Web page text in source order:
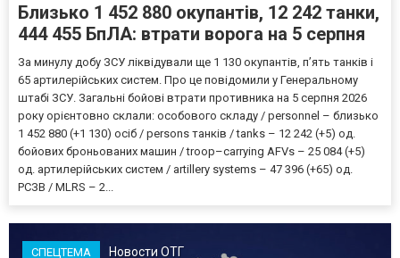
Близько 1 452 880 окупантів, 12 242 танки,
444 455 БпЛА: втрати ворога на 5 серпня
За минулу добу ЗСУ ліквідували ще 1 130 окупантів, пʼять танків і
65 артилерійських систем. Про це повідомили у Генеральному
штабі ЗСУ. Загальні бойові втрати противника на 5 серпня 2026
року орієнтовно склали: особового складу / personnel – близько
1 452 880 (+1 130) осіб / persons танків / tanks – 12 242 (+5) од.
бойових броньованих машин / troop–carrying AFVs – 25 084 (+5)
од. артилерійських систем / artillery systems – 47 396 (+65) од.
РСЗВ / MLRS – 2...
СПЕЦТЕМА Новости ОТГ